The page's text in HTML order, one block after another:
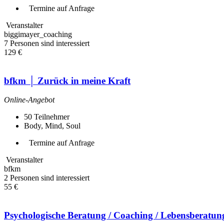
Termine auf Anfrage
Veranstalter
biggimayer_coaching
7 Personen sind interessiert
129 €
bfkm │ Zurück in meine Kraft
Online-Angebot
50 Teilnehmer
Body, Mind, Soul
Termine auf Anfrage
Veranstalter
bfkm
2 Personen sind interessiert
55 €
Psychologische Beratung / Coaching /